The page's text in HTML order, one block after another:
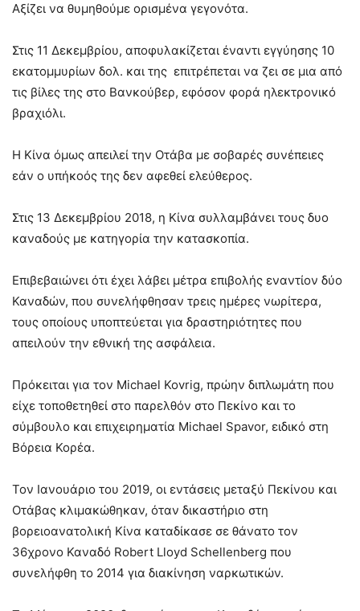
Αξίζει να θυμηθούμε ορισμένα γεγονότα.
Στις 11 Δεκεμβρίου, αποφυλακίζεται έναντι εγγύησης 10
εκατομμυρίων δολ. και της επιτρέπεται να ζει σε μια από
τις βίλες της στο Βανκούβερ, εφόσον φορά ηλεκτρονικό
βραχιόλι.
Η Κίνα όμως απειλεί την Οτάβα με σοβαρές συνέπειες
εάν ο υπήκοός της δεν αφεθεί ελεύθερος.
Στις 13 Δεκεμβρίου 2018, η Κίνα συλλαμβάνει τους δυο
καναδούς με κατηγορία την κατασκοπία.
Επιβεβαιώνει ότι έχει λάβει μέτρα επιβολής εναντίον δύο
Καναδών, που συνελήφθησαν τρεις ημέρες νωρίτερα,
τους οποίους υποπτεύεται για δραστηριότητες που
απειλούν την εθνική της ασφάλεια.
Πρόκειται για τον Michael Kovrig, πρώην διπλωμάτη που
είχε τοποθετηθεί στο παρελθόν στο Πεκίνο και το
σύμβουλο και επιχειρηματία Michael Spavor, ειδικό στη
Βόρεια Κορέα.
Τον Ιανουάριο του 2019, οι εντάσεις μεταξύ Πεκίνου και
Οτάβας κλιμακώθηκαν, όταν δικαστήριο στη
βορειοανατολική Κίνα καταδίκασε σε θάνατο τον
36χρονο Καναδό Robert Lloyd Schellenberg που
συνελήφθη το 2014 για διακίνηση ναρκωτικών.